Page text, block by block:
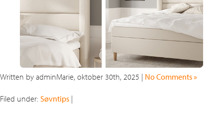
Written by adminMarie, oktober 30th, 2025 | No Comments »
Filed under: Søvntips |